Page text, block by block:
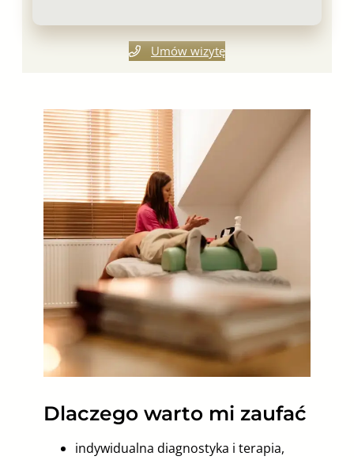
Umów wizytę
Dlaczego warto mi zaufać
indywidualna diagnostyka i terapia,